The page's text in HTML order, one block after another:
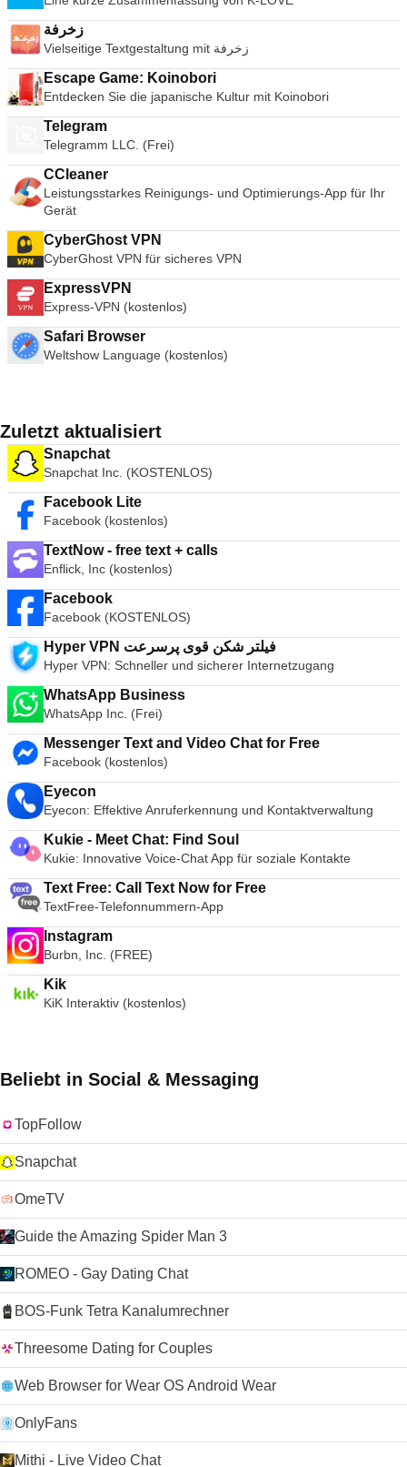
زخرفة
Vielseitige Textgestaltung mit زخرفة
Escape Game: Koinobori
Entdecken Sie die japanische Kultur mit Koinobori
Telegram
Telegramm LLC. (Frei)
CCleaner
Leistungsstarkes Reinigungs- und Optimierungs-App für Ihr
Gerät
CyberGhost VPN
CyberGhost VPN für sicheres VPN
ExpressVPN
Express-VPN (kostenlos)
Safari Browser
Weltshow Language (kostenlos)
Zuletzt aktualisiert
Snapchat
Snapchat Inc. (KOSTENLOS)
Facebook Lite
Facebook (kostenlos)
TextNow - free text + calls
Enflick, Inc (kostenlos)
Facebook
Facebook (KOSTENLOS)
Hyper VPN فیلتر شکن قوی پرسرعت
Hyper VPN: Schneller und sicherer Internetzugang
WhatsApp Business
WhatsApp Inc. (Frei)
Messenger Text and Video Chat for Free
Facebook (kostenlos)
Eyecon
Eyecon: Effektive Anruferkennung und Kontaktverwaltung
Kukie - Meet Chat: Find Soul
Kukie: Innovative Voice-Chat App für soziale Kontakte
Text Free: Call Text Now for Free
TextFree-Telefonnummern-App
Instagram
Burbn, Inc. (FREE)
Kik
KiK Interaktiv (kostenlos)
Beliebt in Social & Messaging
TopFollow
Snapchat
OmeTV
Guide the Amazing Spider Man 3
ROMEO - Gay Dating Chat
BOS-Funk Tetra Kanalumrechner
Threesome Dating for Couples
Web Browser for Wear OS Android Wear
OnlyFans
Mithi - Live Video Chat